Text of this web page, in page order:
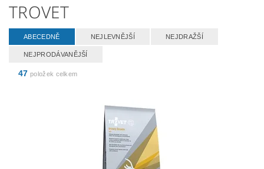
TROVET
ABECEDNĚ NEJLEVNĚJŠÍ NEJDRAŽŠÍ
NEJPRODÁVANĚJŠÍ
47 položek celkem